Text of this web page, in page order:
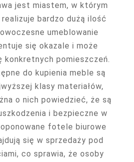
jest miastem, w którym
realizuje bardzo dużą ilość
umeblowanie
się okazale i może
konkretnych pomieszczeń.
do kupienia meble są
klasy materiałów,
o nich powiedzieć, że są
i bezpieczne w
fotele biurowe
się w sprzedaży pod
co sprawia, że osoby